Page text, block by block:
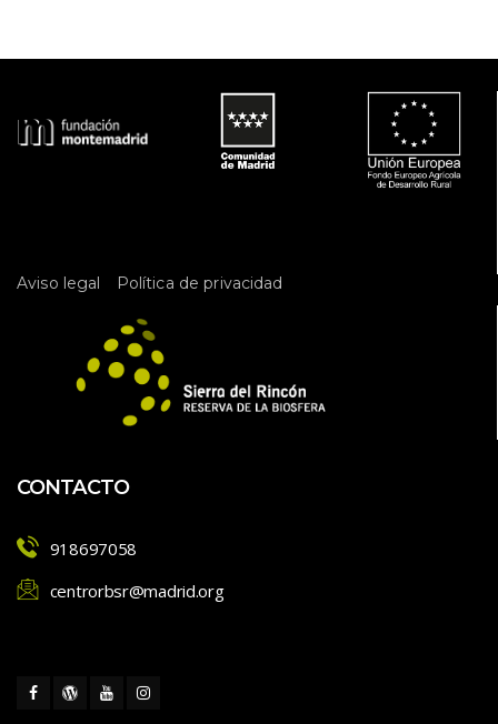
a
i
ó
E
Aviso legal Política de privacidad
CONTACTO
918697058
centrorbsr@madrid.org